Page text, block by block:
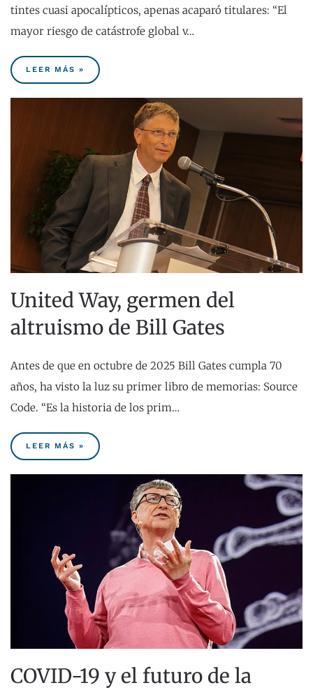
tintes cuasi apocalípticos, apenas acaparó titulares: “El
mayor riesgo de catástrofe global v…
LEER MÁS »
United Way, germen del
altruismo de Bill Gates
Antes de que en octubre de 2025 Bill Gates cumpla 70
años, ha visto la luz su primer libro de memorias: Source
Code. “Es la historia de los prim…
LEER MÁS »
COVID-19 y el futuro de la